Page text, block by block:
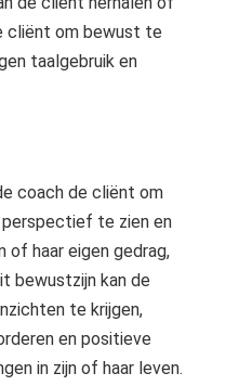
cliënt om bewust te
taalgebruik en
coach de cliënt om
te zien en
of haar eigen gedrag,
bewustzijn kan de
te krijgen,
en positieve
in zijn of haar leven.